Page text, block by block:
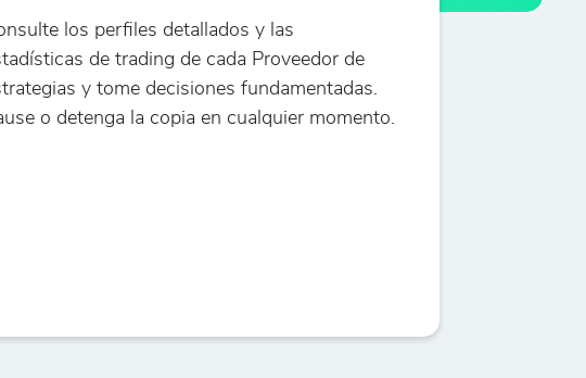
los perfiles detallados y las
de trading de cada Proveedor de
y tome decisiones fundamentadas.
o detenga la copia en cualquier momento.